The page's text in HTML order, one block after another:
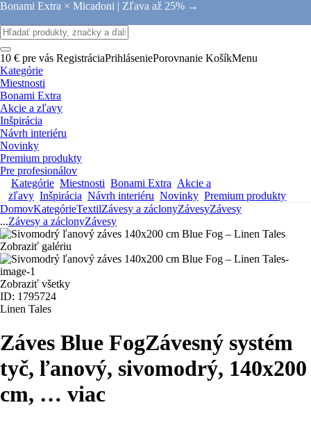
Bonami Extra × Micadoni | Zľava až 25% →
10 € pre vás RegistráciaPrihláseniePorovnanie KošíkMenu
Kategórie
Miestnosti
Bonami Extra
Akcie a zľavy
Inšpirácia
Návrh interiéru
Novinky
Premium produkty
Pre profesionálov
Kategórie Miestnosti Bonami Extra Akcie a
zľavy Inšpirácia Návrh interiéru Novinky Premium produkty
DomovKategórieTextilZávesy a záclonyZávesyZávesy
...Závesy a záclonyZávesy
Zobraziť galériu
Zobraziť všetky
ID: 1795724
Linen Tales
Záves Blue FogZávesný systém
tyč, ľanový, sivomodrý, 140x200
cm, … viac